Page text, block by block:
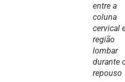
entre a
coluna
cervical
região
lombar
durante
repouso